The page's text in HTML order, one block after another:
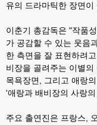
유의 드라마틱한 장면
이춘기 총감독은 "작품
가 공감할 수 있는 웃음
한 측면을 잘 표현하려
비장을 골려주는 이별의
목욕장면
그리고 애랑
'애랑과 배비장의 사랑
주요 출연진은 프랑스